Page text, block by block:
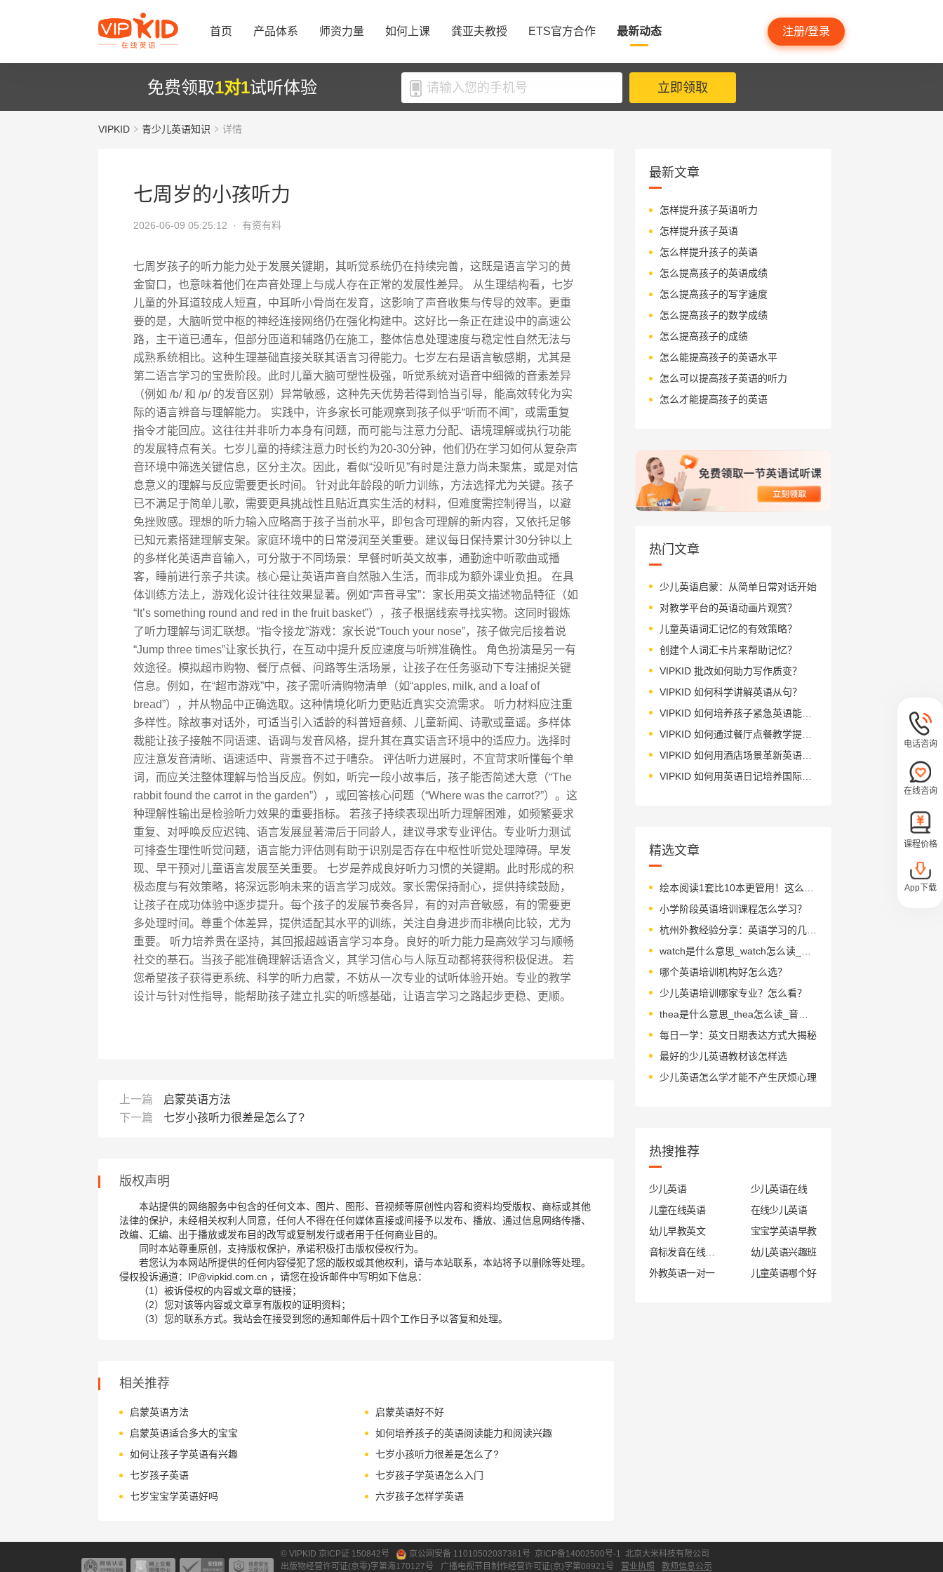
首页 产品体系 师资力量 如何上课 龚亚夫教授 ETS官方合作 最新动态 注册/登录
免费领取1对1试听体验 立即领取
VIPKID 青少儿英语知识 详情
七周岁的小孩听力
2026-06-09 05:25:12 · 有资有料
七周岁孩子的听力能力处于发展关键期，其听觉系统仍在持续完善，这既是语言学习的黄
金窗口，也意味着他们在声音处理上与成人存在正常的发展性差异。 从生理结构看，七岁
儿童的外耳道较成人短直，中耳听小骨尚在发育，这影响了声音收集与传导的效率。更重
要的是，大脑听觉中枢的神经连接网络仍在强化构建中。这好比一条正在建设中的高速公
路，主干道已通车，但部分匝道和辅路仍在施工，整体信息处理速度与稳定性自然无法与
成熟系统相比。这种生理基础直接关联其语言习得能力。七岁左右是语言敏感期，尤其是
第二语言学习的宝贵阶段。此时儿童大脑可塑性极强，听觉系统对语音中细微的音素差异
（例如 /b/ 和 /p/ 的发音区别）异常敏感，这种先天优势若得到恰当引导，能高效转化为实
际的语言辨音与理解能力。 实践中，许多家长可能观察到孩子似乎“听而不闻”，或需重复
指令才能回应。这往往并非听力本身有问题，而可能与注意力分配、语境理解或执行功能
的发展特点有关。七岁儿童的持续注意力时长约为20-30分钟，他们仍在学习如何从复杂声
音环境中筛选关键信息，区分主次。因此，看似“没听见”有时是注意力尚未聚焦，或是对信
息意义的理解与反应需要更长时间。 针对此年龄段的听力训练，方法选择尤为关键。孩子
已不满足于简单儿歌，需要更具挑战性且贴近真实生活的材料，但难度需控制得当，以避
免挫败感。理想的听力输入应略高于孩子当前水平，即包含可理解的新内容，又依托足够
已知元素搭建理解支架。家庭环境中的日常浸润至关重要。建议每日保持累计30分钟以上
的多样化英语声音输入，可分散于不同场景：早餐时听英文故事，通勤途中听歌曲或播
客，睡前进行亲子共读。核心是让英语声音自然融入生活，而非成为额外课业负担。 在具
体训练方法上，游戏化设计往往效果显著。例如“声音寻宝”：家长用英文描述物品特征（如
“It’s something round and red in the fruit basket”），孩子根据线索寻找实物。这同时锻炼
了听力理解与词汇联想。“指令接龙”游戏：家长说“Touch your nose”，孩子做完后接着说
“Jump three times”让家长执行，在互动中提升反应速度与听辨准确性。 角色扮演是另一有
效途径。模拟超市购物、餐厅点餐、问路等生活场景，让孩子在任务驱动下专注捕捉关键
信息。例如，在“超市游戏”中，孩子需听清购物清单（如“apples, milk, and a loaf of
bread”），并从物品中正确选取。这种情境化听力更贴近真实交流需求。 听力材料应注重
多样性。除故事对话外，可适当引入适龄的科普短音频、儿童新闻、诗歌或童谣。多样体
裁能让孩子接触不同语速、语调与发音风格，提升其在真实语言环境中的适应力。选择时
应注意发音清晰、语速适中、背景音不过于嘈杂。 评估听力进展时，不宜苛求听懂每个单
词，而应关注整体理解与恰当反应。例如，听完一段小故事后，孩子能否简述大意（“The
rabbit found the carrot in the garden”），或回答核心问题（“Where was the carrot?”）。这
种理解性输出是检验听力效果的重要指标。 若孩子持续表现出听力理解困难，如频繁要求
重复、对呼唤反应迟钝、语言发展显著滞后于同龄人，建议寻求专业评估。专业听力测试
可排查生理性听觉问题，语言能力评估则有助于识别是否存在中枢性听觉处理障碍。早发
现、早干预对儿童语言发展至关重要。 七岁是养成良好听力习惯的关键期。此时形成的积
极态度与有效策略，将深远影响未来的语言学习成效。家长需保持耐心，提供持续鼓励，
让孩子在成功体验中逐步提升。每个孩子的发展节奏各异，有的对声音敏感，有的需要更
多处理时间。尊重个体差异，提供适配其水平的训练，关注自身进步而非横向比较，尤为
重要。 听力培养贵在坚持，其回报超越语言学习本身。良好的听力能力是高效学习与顺畅
社交的基石。当孩子能准确理解话语含义，其学习信心与人际互动都将获得积极促进。 若
您希望孩子获得更系统、科学的听力启蒙，不妨从一次专业的试听体验开始。专业的教学
设计与针对性指导，能帮助孩子建立扎实的听感基础，让语言学习之路起步更稳、更顺。
上一篇
启蒙英语方法
下一篇
七岁小孩听力很差是怎么了?
版权声明
本站提供的网络服务中包含的任何文本、图片、图形、音视频等原创性内容和资料均受版权、商标或其他
法律的保护，未经相关权利人同意，任何人不得在任何媒体直接或间接予以发布、播放、通过信息网络传播、
改编、汇编、出于播放或发布目的改写或复制发行或者用于任何商业目的。
同时本站尊重原创，支持版权保护，承诺积极打击版权侵权行为。
若您认为本网站所提供的任何内容侵犯了您的版权或其他权利，请与本站联系，本站将予以删除等处理。
侵权投诉通道：IP@vipkid.com.cn ，请您在投诉邮件中写明如下信息：
（1）被诉侵权的内容或文章的链接；
（2）您对该等内容或文章享有版权的证明资料；
（3）您的联系方式。我站会在接受到您的通知邮件后十四个工作日予以答复和处理。
相关推荐
启蒙英语方法
启蒙英语好不好
启蒙英语适合多大的宝宝
如何培养孩子的英语阅读能力和阅读兴趣
如何让孩子学英语有兴趣
七岁小孩听力很差是怎么了?
七岁孩子英语
七岁孩子学英语怎么入门
七岁宝宝学英语好吗
六岁孩子怎样学英语
最新文章
怎样提升孩子英语听力
怎样提升孩子英语
怎么样提升孩子的英语
怎么提高孩子的英语成绩
怎么提高孩子的写字速度
怎么提高孩子的数学成绩
怎么提高孩子的成绩
怎么能提高孩子的英语水平
怎么可以提高孩子英语的听力
怎么才能提高孩子的英语
热门文章
少儿英语启蒙：从简单日常对话开始
对教学平台的英语动画片观赏？
儿童英语词汇记忆的有效策略？
创建个人词汇卡片来帮助记忆？
VIPKID 批改如何助力写作质变？
VIPKID 如何科学讲解英语从句？
VIPKID 如何培养孩子紧急英语能力？
VIPKID 如何通过餐厅点餐教学提升少儿英语应用能力？
VIPKID 如何用酒店场景革新英语教学？
VIPKID 如何用英语日记培养国际化人才？
精选文章
小学阶段英语培训课程怎么学习？
杭州外教经验分享：英语学习的几大原则
哪个英语培训机构好怎么选？
少儿英语培训哪家专业？怎么看？
thea是什么意思_thea怎么读_音标'θi-ә,θiә
每日一学：英文日期表达方式大揭秘
最好的少儿英语教材该怎样选
少儿英语怎么学才能不产生厌烦心理
热搜推荐
少儿英语
少儿英语在线
儿童在线英语
在线少儿英语
幼儿早教英文
宝宝学英语早教
幼儿英语兴趣班
外教英语一对一
儿童英语哪个好
电话咨询
在线咨询
课程价格
App下载
© VIPKID 京ICP证 150842号 京公网安备 11010502037381号 京ICP备14002500号-1 北京大米科技有限公司
出版物经营许可证(京零)字第海170127号
广播电视节目制作经营许可证(京)字第08921号 营业执照 教师信息公示